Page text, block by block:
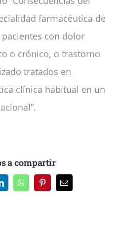
farmacéutica de
con dolor
o crónico, o trastorno
tratados en
clínica habitual en un
a compartir
WhatsAppPinterestCorreo